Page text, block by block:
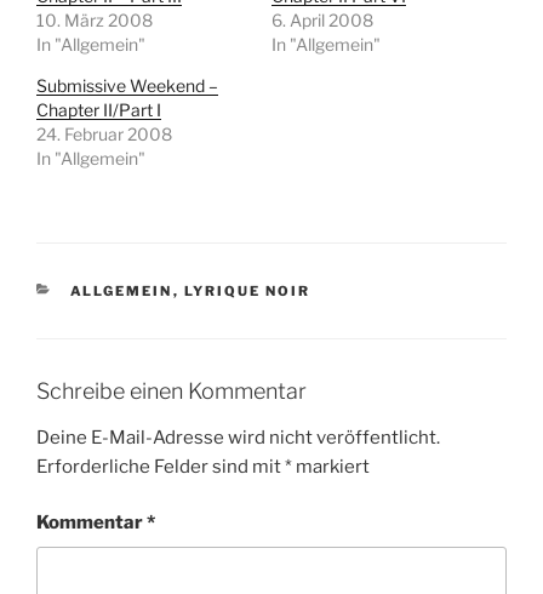
10. März 2008
In "Allgemein"
6. April 2008
In "Allgemein"
Submissive Weekend –
Chapter II/Part I
24. Februar 2008
In "Allgemein"
KATEGORIEN
ALLGEMEIN , LYRIQUE NOIR
Schreibe einen Kommentar
Deine E-Mail-Adresse wird nicht veröffentlicht.
Erforderliche Felder sind mit* markiert
Kommentar*